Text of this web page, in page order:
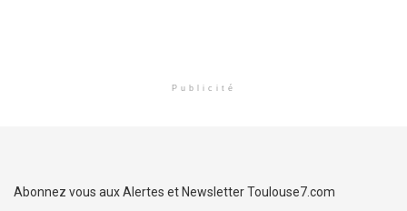
Publicité
Abonnez vous aux Alertes et Newsletter Toulouse7.com